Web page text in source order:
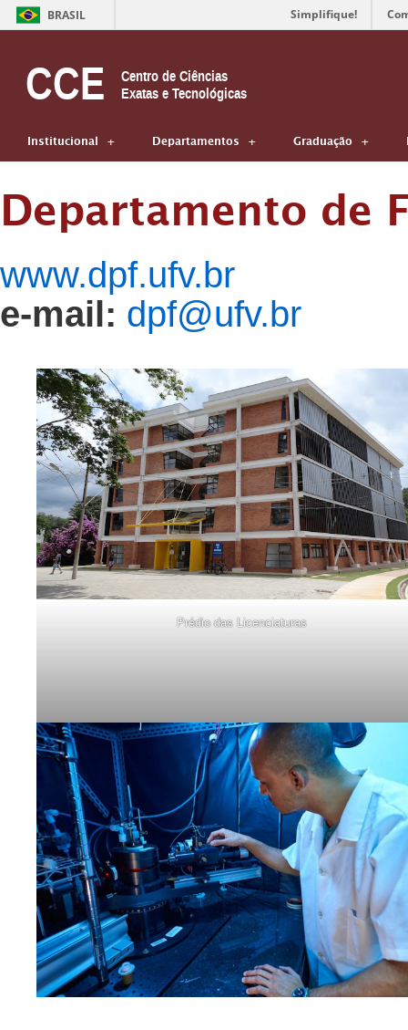
BRASIL Simplifique!
CCE
Centro de Ciências
Exatas e Tecnológicas
Institucional Departamentos Graduação
Departamento de
www.dpf.ufv.br
e-mail: dpf@ufv.br
Prédio das Licenciaturas